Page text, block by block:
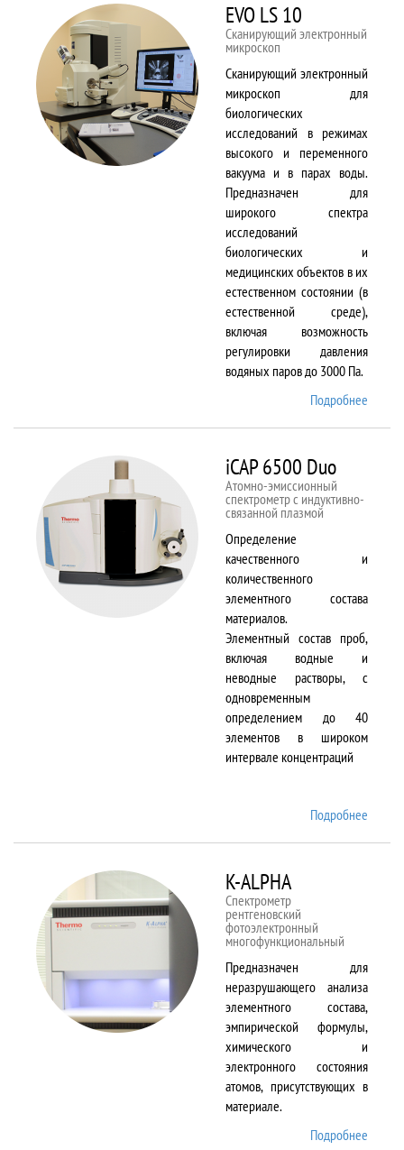
EVO LS 10
Сканирующий электронный
микроскоп
Сканирующий электронный
микроскоп для
биологических
исследований в режимах
высокого и переменного
вакуума и в парах воды.
Предназначен для
широкого спектра
исследований
биологических и
медицинских объектов в их
естественном состоянии (в
естественной среде),
включая возможность
регулировки давления
водяных паров до 3000 Па.
Подробнее
iCAP 6500 Duo
Атомно-эмиссионный
спектрометр с индуктивно-
связанной плазмой
Определение
качественного и
количественного
элементного состава
материалов.
Элементный состав проб,
включая водные и
неводные растворы, с
одновременным
определением до 40
элементов в широком
интервале концентраций
Подробнее
K-ALPHA
Спектрометр
рентгеновский
фотоэлектронный
многофункциональный
Предназначен для
неразрушающего анализа
элементного состава,
эмпирической формулы,
химического и
электронного состояния
атомов, присутствующих в
материале.
Подробнее